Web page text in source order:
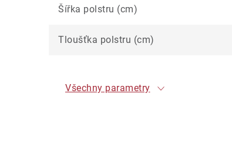
Šířka polstru (cm)
Tloušťka polstru (cm)
Všechny parametry